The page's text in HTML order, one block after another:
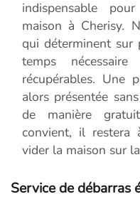
indispensable
maison à Cherisy.
qui déterminent sur
temps
récupérables. Une
alors présentée
de manière
convient, il restera
vider la maison sur
Service de débarras